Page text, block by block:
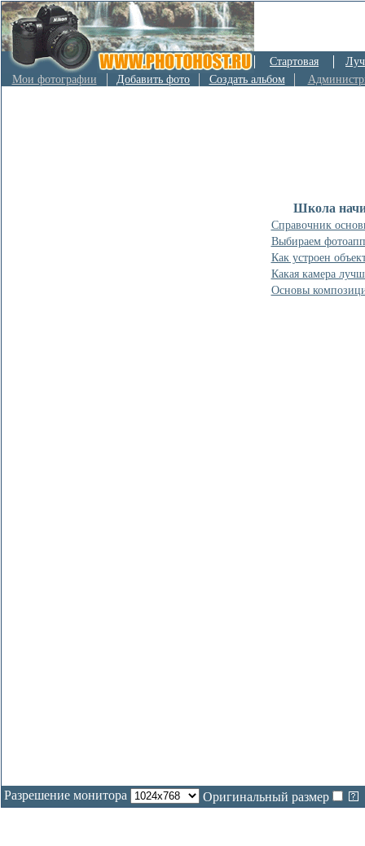
Стартовая
Мои фотографии
Добавить фото Создать альбом
Школа
Справочник
Выбираем
Как устроен
Какая камера
Основы
Разрешение монитора Оригинальный размер